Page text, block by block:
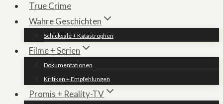
True Crime
Wahre Geschichten
Schicksale + Katastrophen
Filme + Serien
Dokumentationen
Kritiken + Empfehlungen
Promis + Reality-TV